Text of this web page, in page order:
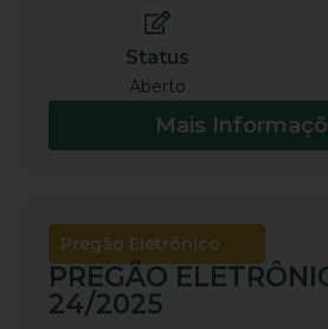
Status
Aberto
Mais
Pregão Eletrônico
PREGÃO
24/2025